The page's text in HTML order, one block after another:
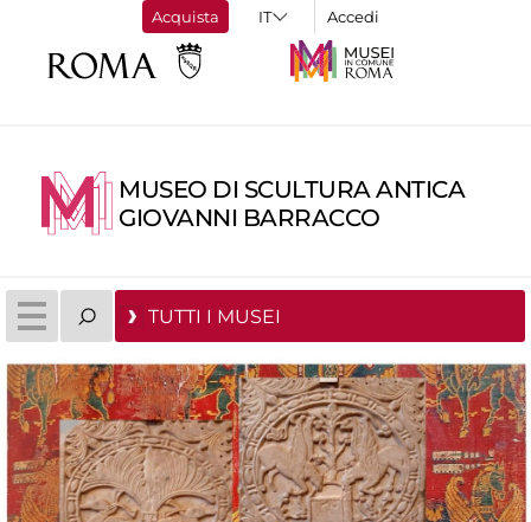
Acquista Accedi
MUSEO DI SCULTURA ANTICA
GIOVANNI BARRACCO
TUTTI I MUSEI